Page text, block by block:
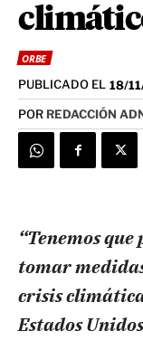
ORBE
PUBLICADO EL 18/
POR REDACCIÓN
“Tenemos
tomar
crisis
Estados